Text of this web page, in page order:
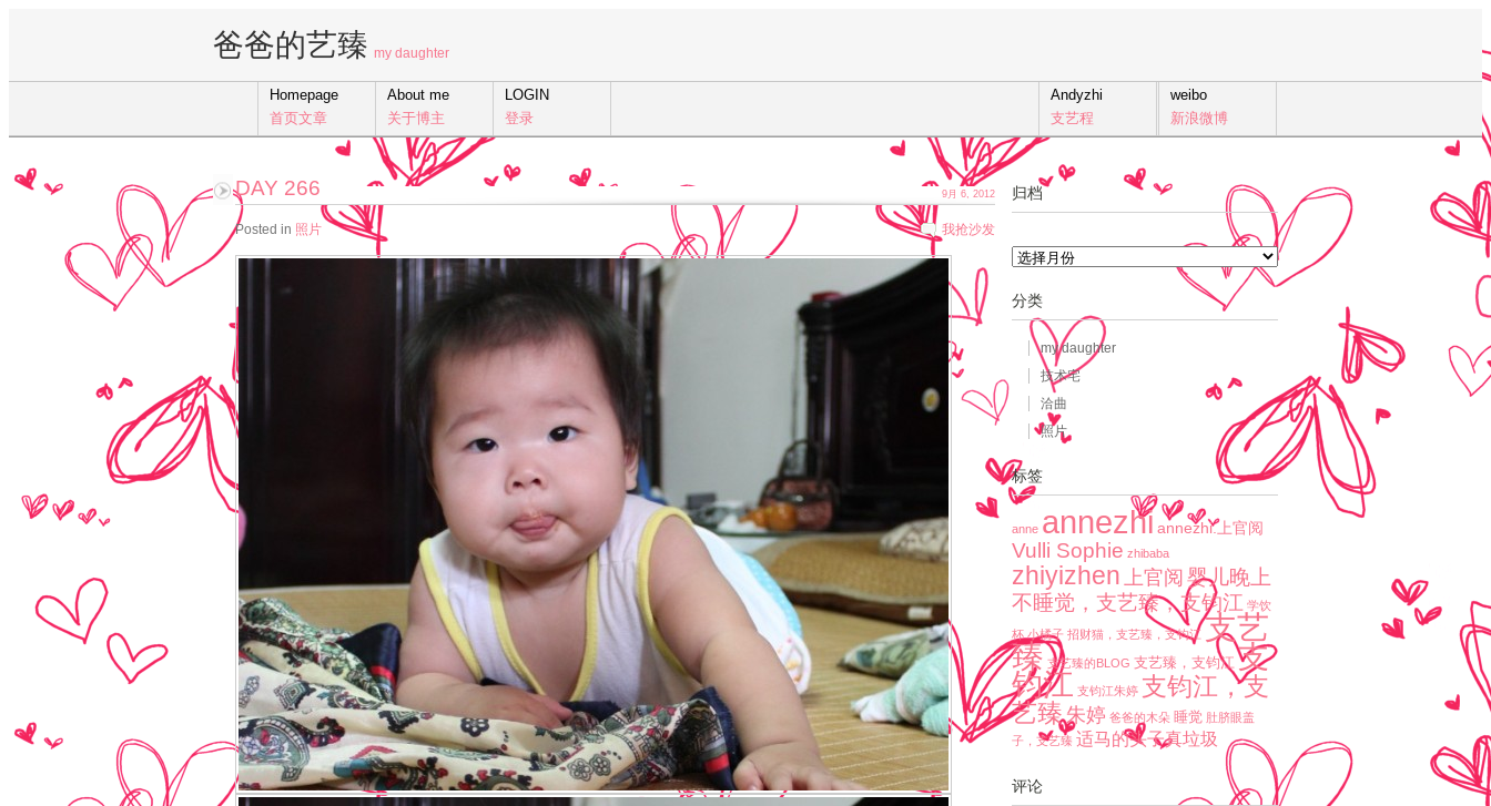
爸爸的艺臻 my daughter
Homepage
首页文章
About me
关于博主
LOGIN
登录
weibo
新浪微博
Andyzhi
支艺程
DAY 266
Posted in 照片 我抢沙发
9月 6, 2012 归档
档
分类
my daughter
技术宅
洽曲
照片
标签
anne annezhi annezhi.上官阅
Vulli Sophie zhibaba
zhiyizhen 上官阅 婴儿晚上
不睡觉，支艺臻，支钧江 学饮
杯 小橘子 招财猫，支艺臻，支钧江 支艺
臻 支艺臻的BLOG 支艺臻，支钧江 支
钧江 支钧江朱婷 支钧江，支
艺臻朱婷 爸爸的木朵 睡觉 肚脐眼盖
子，支艺臻 适马的头子真垃圾
评论